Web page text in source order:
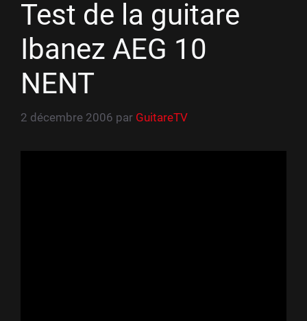
Test de la guitare
Ibanez AEG 10
NENT
2 décembre 2006 par GuitareTV